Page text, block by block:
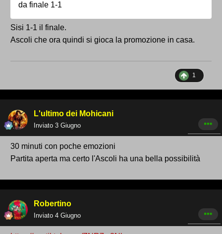
presentare ricorso.
Si tratta di giorni cruciali per chi dovrà
regolarizzare la propria posizione ed evitare
l’organico definitivo
Conclusa la fase dei ricorsi, il Consiglio della
Lega provvederà a ufficializzare l’elenco
2026-2027.
prevista entro il 25 luglio.
Solo allora sarà possibile avere il quadro
da finale 1-1
Sisi 1-1 il finale.
Ascoli che ora quindi si gioca la promozione in casa.
1
L'ultimo dei Mohicani
Inviato 3 Giugno
30 minuti con poche emozioni
Partita aperta ma certo l'Ascoli ha una bella possibilità
Robertino
Inviato 4 Giugno